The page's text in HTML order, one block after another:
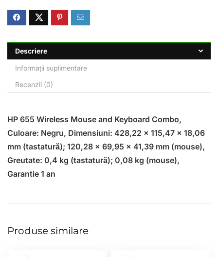
Descriere
Informații suplimentare
Recenzii (0)
HP 655 Wireless Mouse and Keyboard Combo,
Culoare: Negru, Dimensiuni: 428,22 x 115,47 x 18,06
mm (tastatură); 120,28 x 69,95 x 41,39 mm (mouse),
Greutate: 0,4 kg (tastatură); 0,08 kg (mouse),
Garantie 1 an
Produse similare